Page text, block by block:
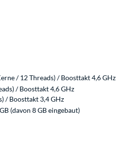
/ 12 Threads) / Boosttakt 4,6 GHz
/ Boosttakt 4,6 GHz
/ Boosttakt 3,4 GHz
(davon 8 GB eingebaut)